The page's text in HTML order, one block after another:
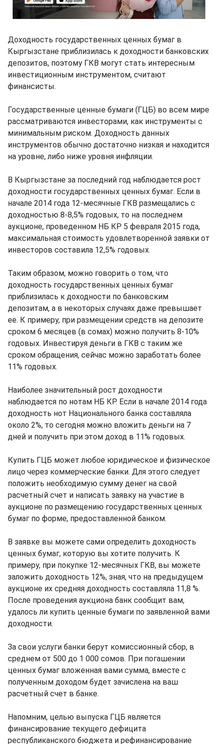
Доходность государственных ценных бумаг в
Кыргызстане приблизилась к доходности банковских
депозитов, поэтому ГКВ могут стать интересным
инвестиционным инструментом, считают
финансисты.
Государственные ценные бумаги (ГЦБ) во всем мире
рассматриваются инвесторами, как инструменты с
минимальным риском. Доходность данных
инструментов обычно достаточно низкая и находится
на уровне, либо ниже уровня инфляции.
В Кыргызстане за последний год наблюдается рост
доходности государственных ценных бумаг. Если в
начале 2014 года 12-месячные ГКВ размещались с
доходностью 8-8,5% годовых, то на последнем
аукционе, проведенном НБ КР 5 февраля 2015 года,
максимальная стоимость удовлетворенной заявки от
инвесторов составила 12,5% годовых.
Таким образом, можно говорить о том, что
доходность государственных ценных бумаг
приблизилась к доходности по банковским
депозитам, а в некоторых случаях даже превышает
ее. К примеру, при размещении средств на депозите
сроком 6 месяцев (в сомах) можно получить 8-10%
годовых. Инвестируя деньги в ГКВ с таким же
сроком обращения, сейчас можно заработать более
11% годовых.
Наиболее значительный рост доходности
наблюдается по нотам НБ КР. Если в начале 2014 года
доходность нот Национального банка составляла
около 2%, то сегодня можно вложить деньги на 7
дней и получить при этом доход в 11% годовых.
Купить ГЦБ может любое юридическое и физическое
лицо через коммерческие банки. Для этого следует
положить необходимую сумму денег на свой
расчетный счет и написать заявку на участие в
аукционе по размещению государственных ценных
бумаг по форме, предоставленной банком.
В заявке вы можете сами определить доходность
ценных бумаг, которую вы хотите получить. К
примеру, при покупке 12-месячных ГКВ, вы можете
заложить доходность 12%, зная, что на предыдущем
аукционе их средняя доходность составляла 11,8 %.
После проведения аукциона банк сообщит вам,
удалось ли купить ценные бумаги по заявленной вами
доходности.
За свои услуги банки берут комиссионный сбор, в
среднем от 500 до 1 000 сомов. При погашении
ценных бумаг вложенная вами сумма, вместе с
полученным доходом будет зачислена на ваш
расчетный счет в банке.
Напомним, целью выпуска ГЦБ является
финансирование текущего дефицита
республиканского бюджета и рефинансирование